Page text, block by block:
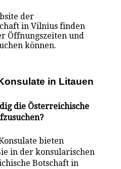
der
in Vilnius finden
Öffnungszeiten und
können.
in Litauen
die Österreichische
bieten
in der konsularischen
Botschaft in